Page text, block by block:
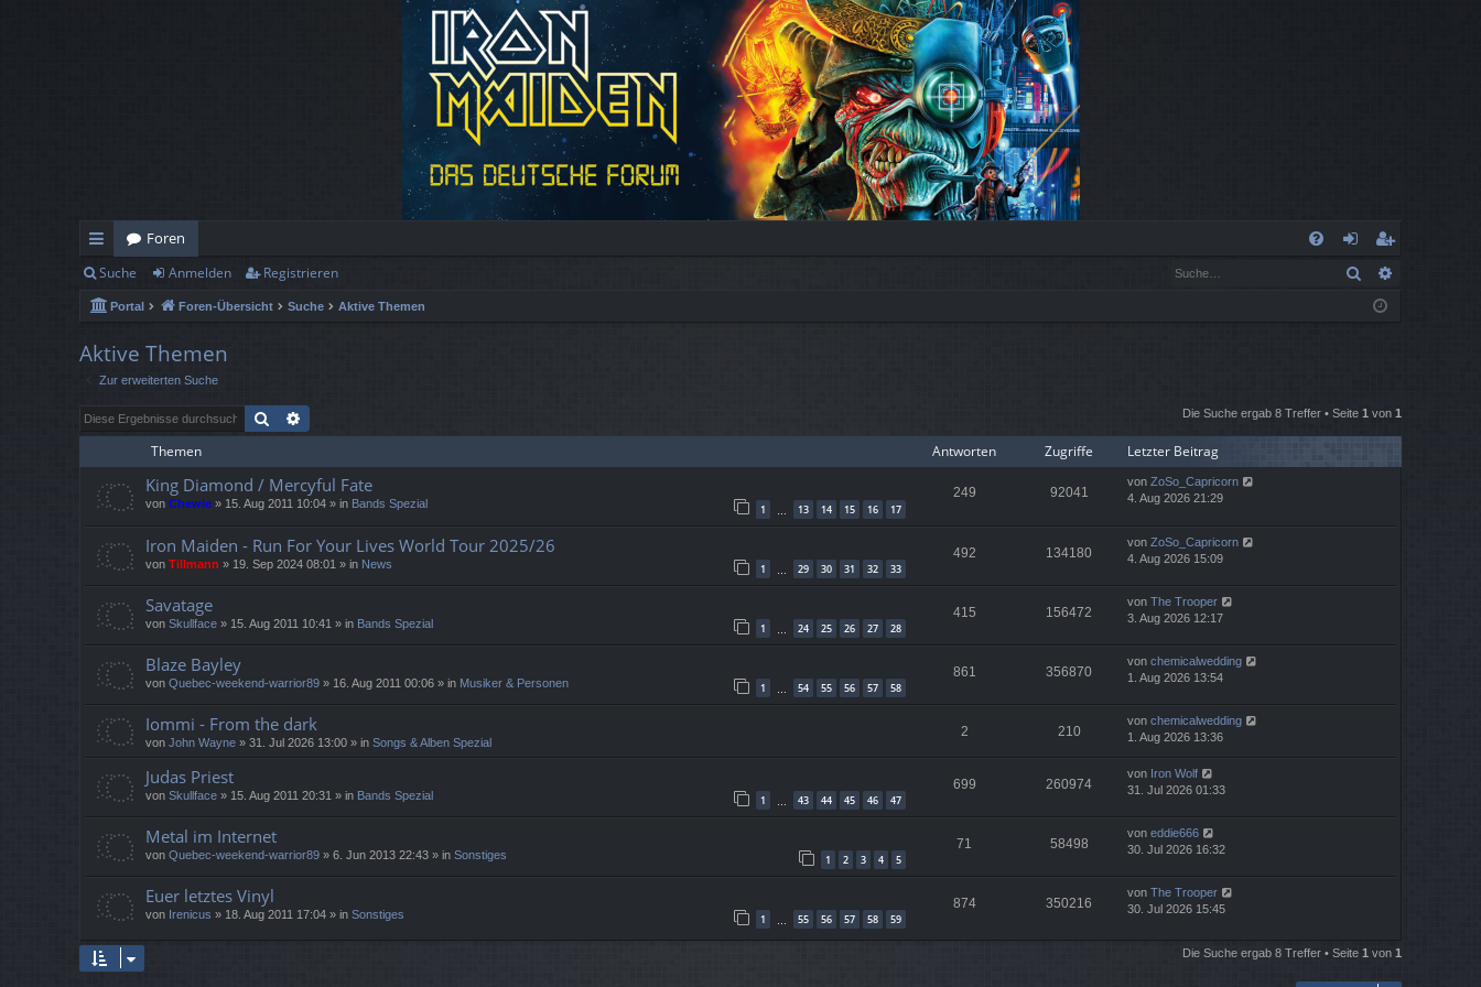
ch
ne
llz
ug
rif
Foren
n
n
eg
ist
n
Suche Anmelden Registrieren Suche
Portal Foren-Übersicht Suche Aktive Themen
Aktive Themen
Zur erweiterten Suche
Suche Die Suche ergab 8 Treffer • Seite 1 von 1
Themen Antworten Zugriffe Letzter Beitrag
King Diamond / Mercyful Fate
von Chewie » 15. Aug 2011 10:04 » in Bands Spezial 1 13 14 15 16 17
249 92041
von ZoSo_Capricorn
4. Aug 2026 21:29
Iron Maiden - Run For Your Lives World Tour 2025/26
von Tillmann » 19. Sep 2024 08:01 » in News 1 29 30 31 32 33
492 134180
von ZoSo_Capricorn
4. Aug 2026 15:09
Savatage
von Skullface » 15. Aug 2011 10:41 » in Bands Spezial 1 24 25 26 27 28
415 156472
von The Trooper
3. Aug 2026 12:17
Blaze Bayley
von Quebec-weekend-warrior89 » 16. Aug 2011 00:06 » in Musiker & Personen 1 54 55 56 57 58
861 356870
von chemicalwedding
1. Aug 2026 13:54
Iommi - From the dark
von John Wayne » 31. Jul 2026 13:00 » in Songs & Alben Spezial
2 210
von chemicalwedding
1. Aug 2026 13:36
Judas Priest
von Skullface » 15. Aug 2011 20:31 » in Bands Spezial 1 43 44 45 46 47
699 260974
von Iron Wolf
31. Jul 2026 01:33
Metal im Internet
von Quebec-weekend-warrior89 » 6. Jun 2013 22:43 » in Sonstiges 1 2 3 4 5
71 58498
von eddie666
30. Jul 2026 16:32
Euer letztes Vinyl
von Irenicus » 18. Aug 2011 17:04 » in Sonstiges 1 … 55 56 57 58 59
874 350216
von The Trooper
30. Jul 2026 15:45
Die Suche ergab 8 Treffer • Seite 1 von 1